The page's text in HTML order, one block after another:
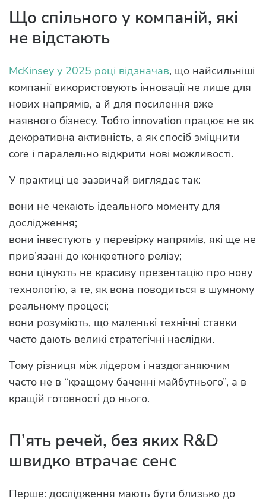
Що спільного у компаній, які
не відстають
McKinsey у 2025 році відзначав, що найсильніші
компанії використовують інновації не лише для
нових напрямів, а й для посилення вже
наявного бізнесу. Тобто innovation працює не як
декоративна активність, а як спосіб зміцнити
core і паралельно відкрити нові можливості.
У практиці це зазвичай виглядає так:
вони не чекають ідеального моменту для
дослідження;
вони інвестують у перевірку напрямів, які ще не
прив’язані до конкретного релізу;
вони цінують не красиву презентацію про нову
технологію, а те, як вона поводиться в шумному
реальному процесі;
вони розуміють, що маленькі технічні ставки
часто дають великі стратегічні наслідки.
Тому різниця між лідером і наздоганяючим
часто не в “кращому баченні майбутнього”, а в
кращій готовності до нього.
П’ять речей, без яких R&D
швидко втрачає сенс
Перше: дослідження мають бути близько до